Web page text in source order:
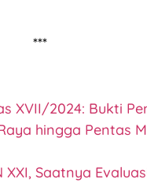
***
XVII/2024: Bukti
hingga Pentas
Saatnya